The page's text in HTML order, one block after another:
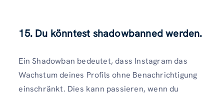
15. Du könntest shadowbanned werden.
Ein Shadowban bedeutet, dass Instagram das
Wachstum deines Profils ohne Benachrichtigung
einschränkt. Dies kann passieren, wenn du